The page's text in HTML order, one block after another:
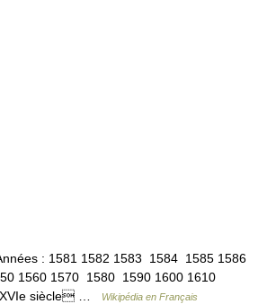
: 1581 1582 1583 1584 1585 1586
1560 1570 1580 1590 1600 1610
XVIe siècle …
Wikipédia en Français